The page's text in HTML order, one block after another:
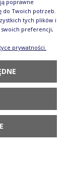
302,90 zł
O
poprawne
do Twoich potrzeb.
tych plików i
swoich preferencji,
prywatności.